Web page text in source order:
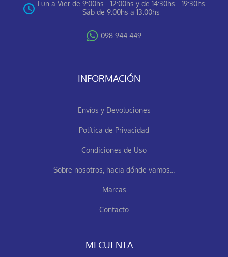
Lun a Vier de 9:00hs - 12:00hs y de 14:30hs - 19:30hs
Sáb de 9:00hs a 13:00hs
098 944 449
INFORMACIÓN
Envíos y Devoluciones
Política de Privacidad
Condiciones de Uso
Sobre nosotros, hacia dónde vamos...
Marcas
Contacto
MI CUENTA